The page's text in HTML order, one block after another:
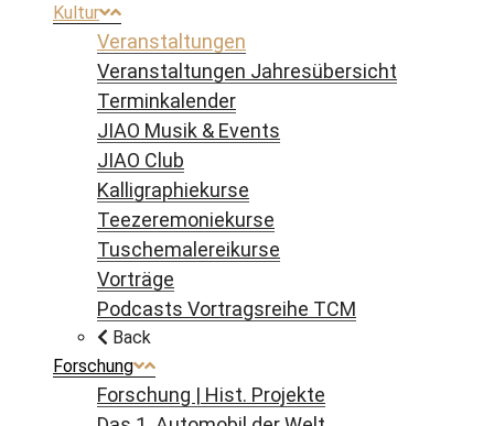
Kultur
Veranstaltungen
Veranstaltungen Jahresübersicht
Terminkalender
JIAO Musik & Events
JIAO Club
Kalligraphiekurse
Teezeremoniekurse
Tuschemalereikurse
Vorträge
Podcasts Vortragsreihe TCM
Back
Forschung
Forschung | Hist. Projekte